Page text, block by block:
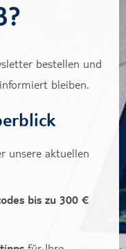
bestellen und
bleiben.
unsere aktuellen
bis zu 300 €